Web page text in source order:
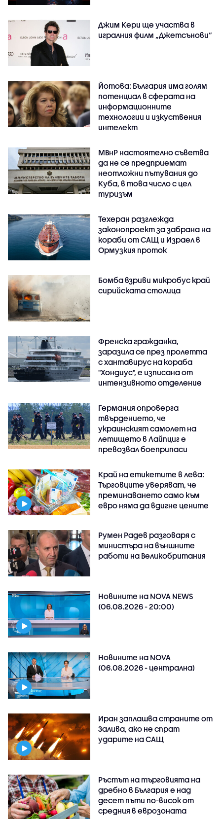
Джим Кери ще участва в
игралния филм „Джетсънови“
Йотова: България има голям
потенциал в сферата на
информационните
технологии и изкуствения
интелект
МВнР настоятелно съветва
да не се предприемат
неотложни пътувания до
Куба, в това число с цел
туризъм
Техеран разглежда
законопроект за забрана на
кораби от САЩ и Израел в
Ормузкия проток
Бомба взриви микробус край
сирийската столица
Френска гражданка,
заразила се през пролетта
с хантавирус на кораба
"Хондиус", е изписана от
интензивното отделение
Германия опроверга
твърдението, че
украинският самолет на
летището в Лайпциг е
превозвал боеприпаси
Край на етикетите в лева:
Търговците уверяват, че
преминаването само към
евро няма да вдигне цените
Румен Радев разговаря с
министъра на външните
работи на Великобритания
Новините на NOVA NEWS
(06.08.2026 - 20:00)
Новините на NOVA
(06.08.2026 - централна)
Иран заплашва страните от
Залива, ако не спрат
ударите на САЩ
Ръстът на търговията на
дребно в България е над
десет пъти по-висок от
средния в еврозоната